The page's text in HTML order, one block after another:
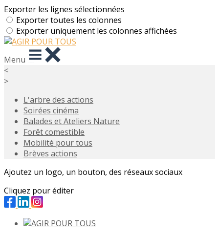
Exporter les lignes sélectionnées
Exporter toutes les colonnes
Exporter uniquement les colonnes affichées
Menu
<
>
L'arbre des actions
Soirées cinéma
Balades et Ateliers Nature
Forêt comestible
Mobilité pour tous
Brèves actions
Ajoutez un logo, un bouton, des réseaux sociaux
Cliquez pour éditer